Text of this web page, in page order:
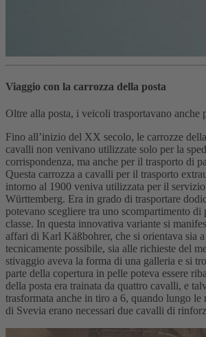
Viaggio con la carrozza della posta
Oltre alla posta, i veicoli trasportavano anche
Fino all’inizio del XX secolo, le carrozze
cavalli non venivano utilizzate solo per la
corrispondenza, ma anche per il trasporto di
Questa carrozza a cavalli per il trasporto
intorno al 1900 veniva utilizzata per il servizio
Württemberg. Era in grado di trasportare
potevano scegliere tra uno scompartimento di
classe. In questa innovativa variante si
affari di Karl Käßbohrer, che si orientava sia a
tecnicamente possibile, sia alle richieste del
stivaggio aveva la forma di una galleria e si
parte della copertura in pelle poteva essere
della posta era trainata da quattro cavalli, e
trasformata anche in tiro a 6, quando lungo le
di Svevia erano necessari due cavalli di